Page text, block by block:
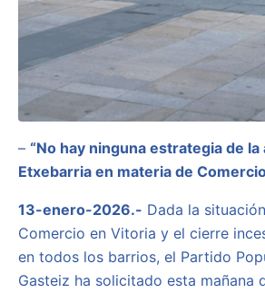
– “No hay ninguna estrategia de la
Etxebarria en materia de
13-enero-2026.- Dada la
Comercio en Vitoria y el cierre
en todos los barrios, el Partido
Gasteiz ha solicitado esta mañana